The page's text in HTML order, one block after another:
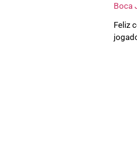
Boca
Feliz